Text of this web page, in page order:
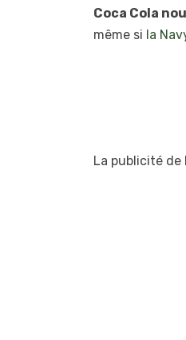
Coca Cola
même si la
La publicité de